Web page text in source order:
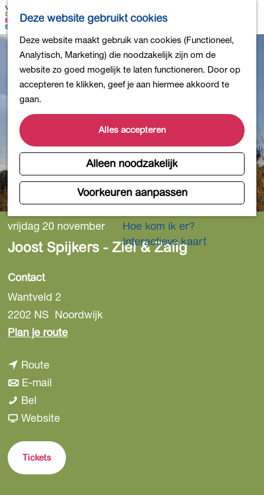
Deze website gebruikt cookies
Deze website maakt gebruik van cookies (Functioneel,
Analytisch, Marketing) die noodzakelijk zijn om de
website zo goed mogelijk te laten functioneren. Door op
accepteren te klikken, geef je aan hiermee akkoord te
gaan.
Alles accepteren
Alleen noodzakelijk
Voorkeuren aanpassen
G
o
m
e
K
a
r
t
Z
e
k
e
n
e
n
u
Bollen en Bloemen
Uit eten
DB4daagse - Inschrijven
Kinderactiviteiten
De natuur in
Musea en meer
Producten uit de Bollenstreek
Gezond en actief
Overnachten
Hoe kom ik er?
Interactieve kaart
vrijdag 20 november
Joost Spijkers - Ziel & Zalig
Contact
Wantveld 2
2202 NS Noordwijk
Plan je routen
Routen
a
r
o
o
E-mail
a
o
Bel
o
s
Websitev
n
J
Tickets